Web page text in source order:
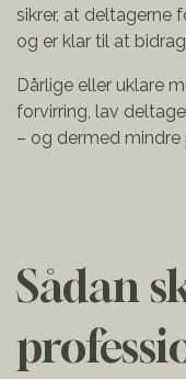
sikrer, at deltagerne
og er klar til at
Dårlige eller uklare
forvirring, lav
– og dermed
Sådan